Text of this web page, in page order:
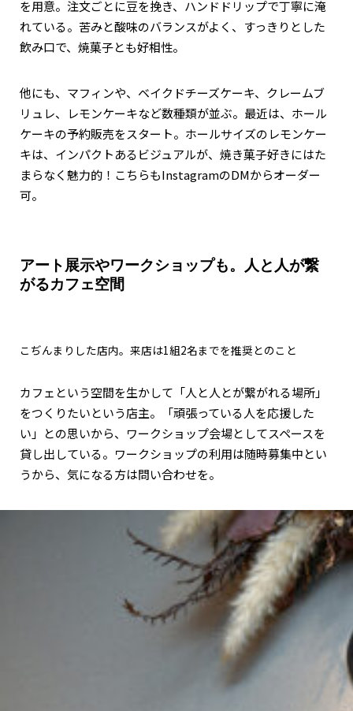
を用意。注文ごとに豆を挽き、ハンドドリップで丁寧に淹
れている。苦みと酸味のバランスがよく、すっきりとした
飲み口で、焼菓子とも好相性。
他にも、マフィンや、ベイクドチーズケーキ、クレームブ
リュレ、レモンケーキなど数種類が並ぶ。最近は、ホール
ケーキの予約販売をスタート。ホールサイズのレモンケー
キは、インパクトあるビジュアルが、焼き菓子好きにはた
まらなく魅力的！こちらもInstagramのDMからオーダー
可。
アート展示やワークショップも。人と人が繋
がるカフェ空間
こぢんまりした店内。来店は1組2名までを推奨とのこと
カフェという空間を生かして「人と人とが繋がれる場所」
をつくりたいという店主。「頑張っている人を応援した
い」との思いから、ワークショップ会場としてスペースを
貸し出している。ワークショップの利用は随時募集中とい
うから、気になる方は問い合わせを。